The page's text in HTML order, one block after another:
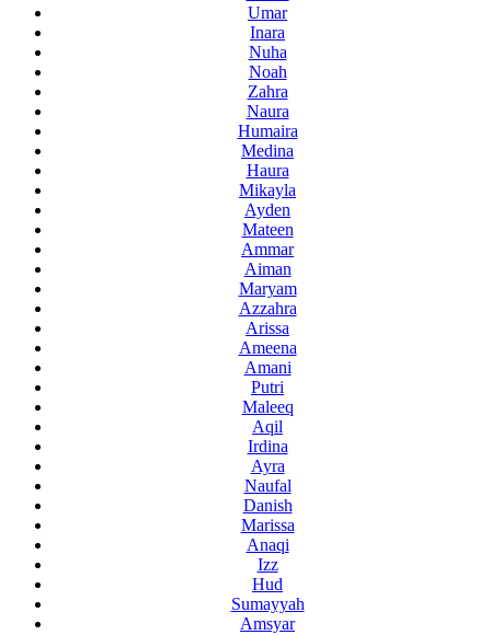
Umar
Inara
Nuha
Noah
Zahra
Naura
Humaira
Medina
Haura
Mikayla
Ayden
Mateen
Ammar
Aiman
Maryam
Azzahra
Arissa
Ameena
Amani
Putri
Maleeq
Aqil
Irdina
Ayra
Naufal
Danish
Marissa
Anaqi
Izz
Hud
Sumayyah
Amsyar